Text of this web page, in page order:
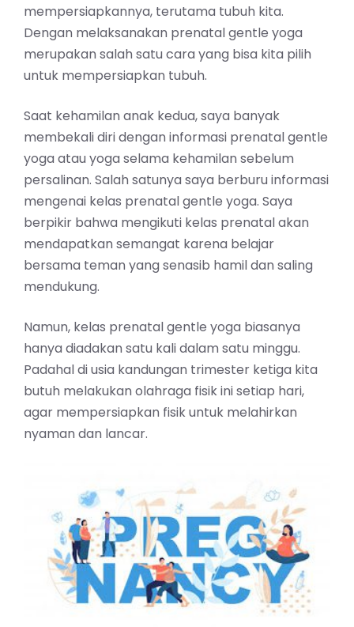
mempersiapkannya, terutama tubuh kita.
Dengan melaksanakan prenatal gentle yoga
merupakan salah satu cara yang bisa kita pilih
untuk mempersiapkan tubuh.
Saat kehamilan anak kedua, saya banyak
membekali diri dengan informasi prenatal gentle
yoga atau yoga selama kehamilan sebelum
persalinan. Salah satunya saya berburu informasi
mengenai kelas prenatal gentle yoga. Saya
berpikir bahwa mengikuti kelas prenatal akan
mendapatkan semangat karena belajar
bersama teman yang senasib hamil dan saling
mendukung.
Namun, kelas prenatal gentle yoga biasanya
hanya diadakan satu kali dalam satu minggu.
Padahal di usia kandungan trimester ketiga kita
butuh melakukan olahraga fisik ini setiap hari,
agar mempersiapkan fisik untuk melahirkan
nyaman dan lancar.